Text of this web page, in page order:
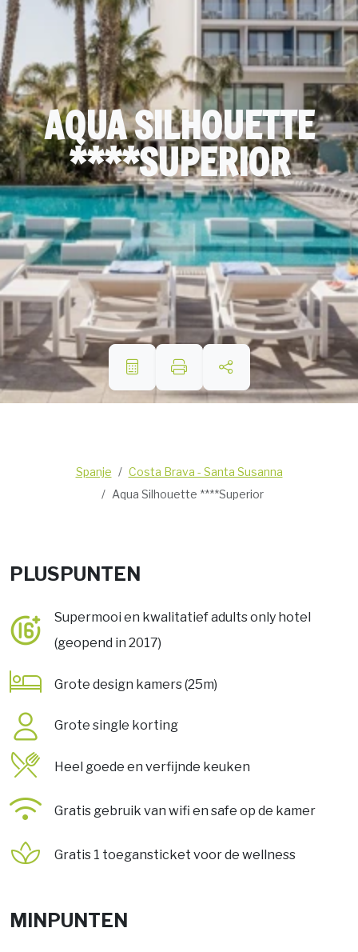
AQUA SILHOUETTE
****SUPERIOR
Spanje
Costa Brava - Santa Susanna
Aqua Silhouette ****Superior
PLUSPUNTEN
Supermooi en kwalitatief adults only hotel
(geopend in 2017)
Grote design kamers (25m)
Grote single korting
Heel goede en verfijnde keuken
Gratis gebruik van wifi en safe op de kamer
Gratis 1 toegansticket voor de wellness
MINPUNTEN